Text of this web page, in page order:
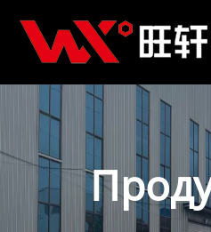
Главная
Продукция
Новости
О нас
Контакты